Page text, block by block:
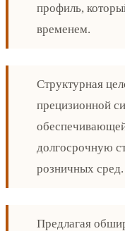
профиль,
временем.
Структурная
прецизионной
долгосрочную
розничных сред.
Предлагая